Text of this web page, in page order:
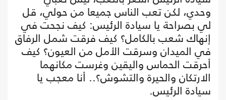
وحدي، لكن تعب الناس جميعا من حولي، قل
لي بصراحة يا سيادة الرئيس: كيف نجحت في
إنهاك شعب بالكامل؟ كيف فرقت شمل الرفاق
في الميدان وسرقت الأمل من العيون؟ كيف
أحرقت الحماس واليقين وغرست مكانهما
الارتكان والحيرة والتشوش؟.. أنا معجب يا
سيادة الرئيس.